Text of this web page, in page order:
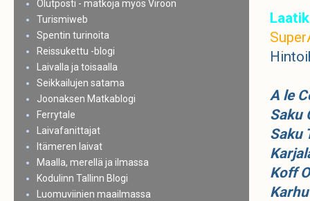
A le
Saku
Saku
Koff
Olutposti - matkoja myös Viroon
Turismiweb
Spentin turinoita
Reissukettu -blogi
Laivalla ja toisaalla
Seikkailujen satama
Joonaksen Matkablogi
Ferrytale
Laivafanittajat
Itämeren laivat
Maalla, merellä ja ilmassa
Kodulinn Tallinn Blogi
Luomuviinien maailmassa